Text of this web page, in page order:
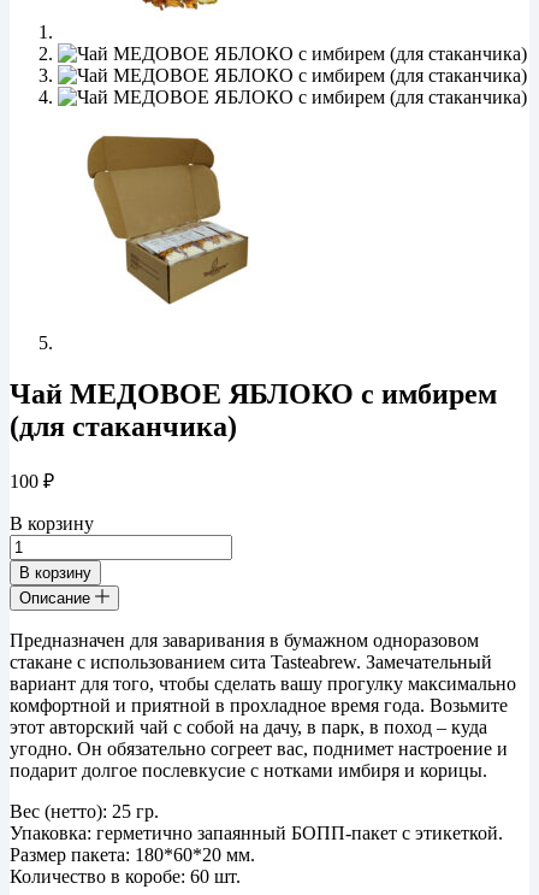
Чай МЕДОВОЕ ЯБЛОКО с имбирем
(для стаканчика)
100 ₽
В корзину
Количество
товара
Чай
МЕДОВОЕ
ЯБЛОКО
с
имбирем
(для
стаканчика)
В корзину
Описание
Предназначен для заваривания в бумажном одноразовом
стакане с использованием сита Tasteabrew. Замечательный
вариант для того, чтобы сделать вашу прогулку максимально
комфортной и приятной в прохладное время года. Возьмите
этот авторский чай с собой на дачу, в парк, в поход – куда
угодно. Он обязательно согреет вас, поднимет настроение и
подарит долгое послевкусие с нотками имбиря и корицы.
Вес (нетто): 25 гр.
Упаковка: герметично запаянный БОПП-пакет с этикеткой.
Размер пакета: 180*60*20 мм.
Количество в коробе: 60 шт.